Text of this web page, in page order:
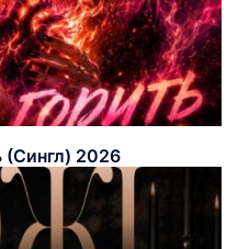
(Сингл) 2026